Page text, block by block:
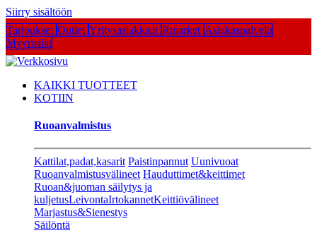
Siirry sisältöön
Tarjoukset Outlet Yritysasiakkaat Rmarket Asiakaspalvelu
Myymälät
KAIKKI TUOTTEET
KOTIIN
Ruoanvalmistus
Kattilat,padat,kasarit Paistinpannut Uunivuoat
Ruoanvalmistusvälineet Hauduttimet&keittimet
Ruoan&juoman säilytys ja
kuljetusLeivontaIrtokannetKeittiövälineet
Marjastus&Sienestys
Säilöntä